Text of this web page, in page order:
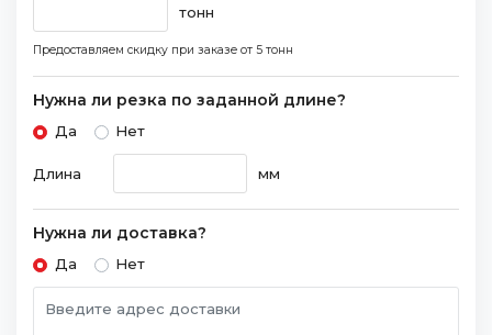
тонн
Предоставляем скидку при заказе от 5 тонн
Нужна ли резка по заданной длине?
Да Нет
Длина мм
Нужна ли доставка?
Да Нет